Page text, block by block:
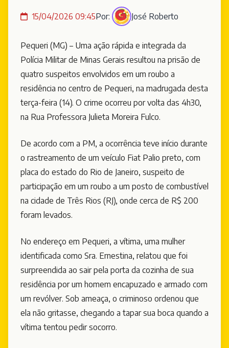
15/04/2026 09:45Por: José Roberto
Pequeri (MG) – Uma ação rápida e integrada da
Polícia Militar de Minas Gerais resultou na prisão de
quatro suspeitos envolvidos em um roubo a
residência no centro de Pequeri, na madrugada desta
terça-feira (14). O crime ocorreu por volta das 4h30,
na Rua Professora Julieta Moreira Fulco.
De acordo com a PM, a ocorrência teve início durante
o rastreamento de um veículo Fiat Palio preto, com
placa do estado do Rio de Janeiro, suspeito de
participação em um roubo a um posto de combustível
na cidade de Três Rios (RJ), onde cerca de R$ 200
foram levados.
No endereço em Pequeri, a vítima, uma mulher
identificada como Sra. Ernestina, relatou que foi
surpreendida ao sair pela porta da cozinha de sua
residência por um homem encapuzado e armado com
um revólver. Sob ameaça, o criminoso ordenou que
ela não gritasse, chegando a tapar sua boca quando a
vítima tentou pedir socorro.